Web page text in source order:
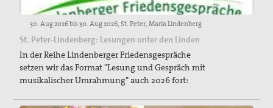
Bündnis "Schulfrei für die Bundeswehr. Lernen für den
Frieden"
Filmgespräch "tun wir. tun wir. was dazu."
Friedensbildung
Friedensläufe
30. Aug 2026 bis 30. Aug 2026, St. Peter, Maria Lindenberg
St. Peter-Lindenberg: Lesungen unter den Linden
In der Reihe Lindenberger Friedensgespräche
setzen wir das Format "Lesung und Gespräch mit
musikalischer Umrahmung" auch 2026 fort: